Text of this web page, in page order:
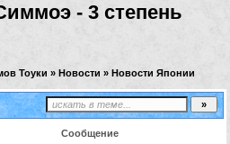
- 3 степень
Тоуки » Новости » Новости Японии
Сообщение